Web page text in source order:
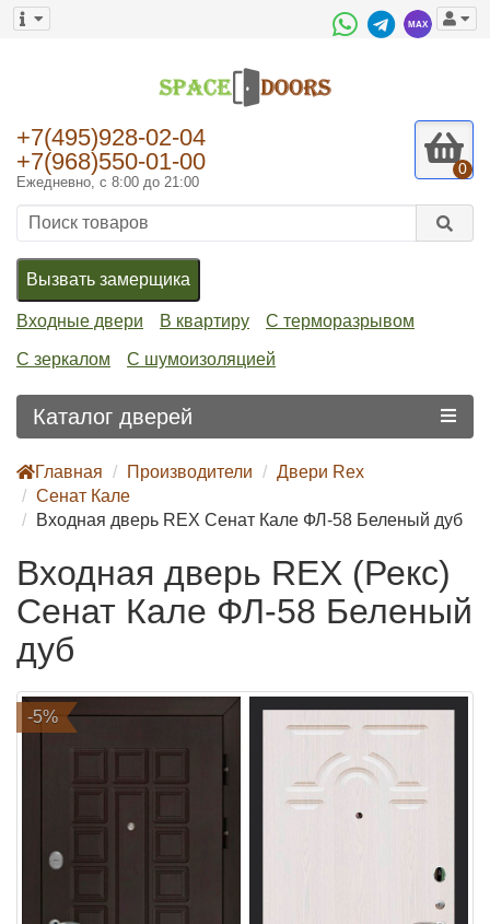
+7(495)928-02-04
+7(968)550-01-00
Ежедневно, с 8:00 до 21:00
0
Вызвать замерщика
Входные двери В квартиру С терморазрывом
С зеркалом С шумоизоляцией
Каталог дверей
Главная Производители
Двери Rex
Сенат Кале
Входная дверь REX Сенат Кале ФЛ-58 Беленый дуб
Входная дверь REX (Рекс)
Сенат Кале ФЛ-58 Беленый
дуб
-5%